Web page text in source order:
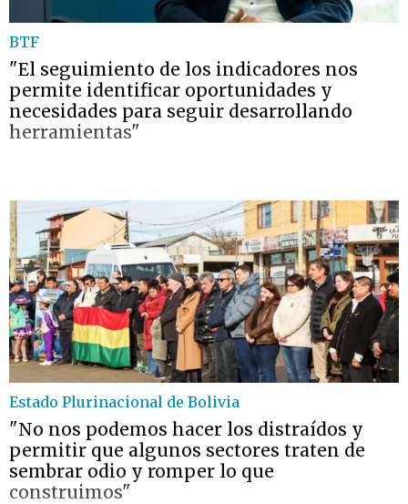
BTF
"El seguimiento de los indicadores nos
permite identificar oportunidades y
necesidades para seguir desarrollando
herramientas"
Estado Plurinacional de Bolivia
"No nos podemos hacer los distraídos y
permitir que algunos sectores traten de
sembrar odio y romper lo que
construimos"